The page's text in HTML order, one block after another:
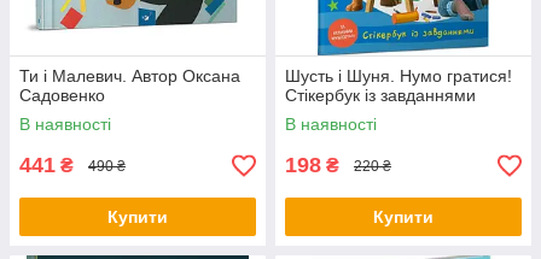
Ти і Малевич. Автор Оксана
Садовенко
В наявності
441 ₴ 490 ₴
Купити
Шусть і Шуня. Нумо гратися!
Стікербук із завданнями
В наявності
198 ₴ 220 ₴
Купити